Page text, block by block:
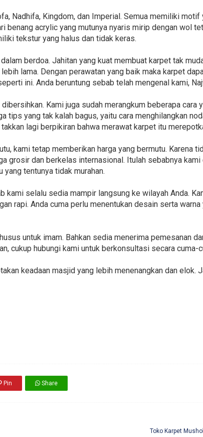
Nadhifa, Kingdom, dan Imperial. Semua memiliki motif
benang acrylic yang mutunya nyaris mirip dengan wol
tekstur yang halus dan tidak keras.
berdoa. Jahitan yang kuat membuat karpet tak
lama. Dengan perawatan yang baik maka karpet
ini. Anda beruntung sebab telah mengenal kami,
Kami juga sudah merangkum beberapa cara
tips yang tak kalah bagus, yaitu cara menghilangkan
lagi berpikiran bahwa merawat karpet itu
kami tetap memberikan harga yang bermutu. Karena
grosir dan berkelas internasional. Itulah sebabnya kami
tentunya tidak murahan.
kami selalu sedia mampir langsung ke wilayah Anda.
rapi. Anda cuma perlu menentukan desain serta warna
untuk imam. Bahkan sedia menerima pemesanan
cukup hubungi kami untuk berkonsultasi secara cuma-
keadaan masjid yang lebih menenangkan dan elok.
Pin Share
Toko Karpet